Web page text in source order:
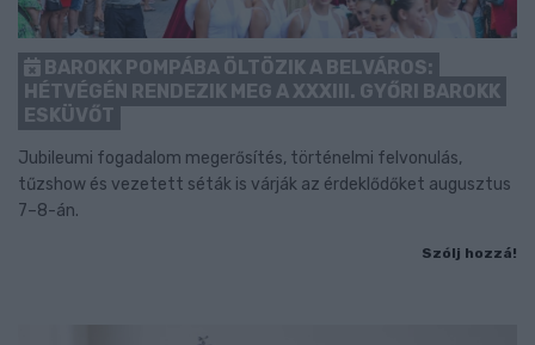
BAROKK POMPÁBA ÖLTÖZIK A BELVÁROS:
HÉTVÉGÉN RENDEZIK MEG A XXXIII. GYŐRI BAROKK
ESKÜVŐT
Jubileumi fogadalom megerősítés, történelmi felvonulás,
tűzshow és vezetett séták is várják az érdeklődőket augusztus
7–8-án.
Szólj hozzá!